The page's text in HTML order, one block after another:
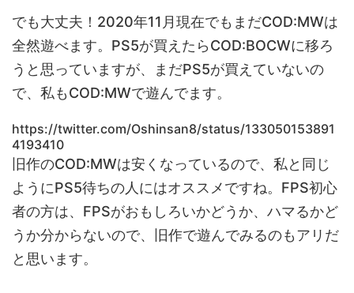
でも大丈夫！2020年11月現在でもまだCOD:MWは
全然遊べます。PS5が買えたらCOD:BOCWに移ろ
うと思っていますが、まだPS5が買えていないの
で、私もCOD:MWで遊んでます。
https://twitter.com/Oshinsan8/status/133050153891
4193410
旧作のCOD:MWは安くなっているので、私と同じ
ようにPS5待ちの人にはオススメですね。FPS初心
者の方は、FPSがおもしろいかどうか、ハマるかど
うか分からないので、旧作で遊んでみるのもアリだ
と思います。